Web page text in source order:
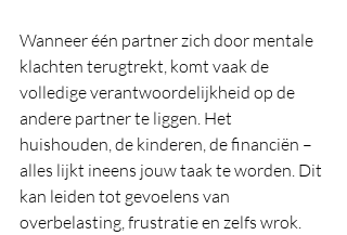
Wanneer één partner zich door mentale
klachten terugtrekt, komt vaak de
volledige verantwoordelijkheid op de
andere partner te liggen. Het
huishouden, de kinderen, de financiën –
alles lijkt ineens jouw taak te worden. Dit
kan leiden tot gevoelens van
overbelasting, frustratie en zelfs wrok.